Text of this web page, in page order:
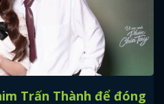
Trấn Thành để đóng